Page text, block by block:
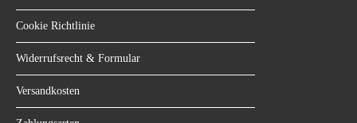
Cookie Richtlinie
Widerrufsrecht & Formular
Versandkosten